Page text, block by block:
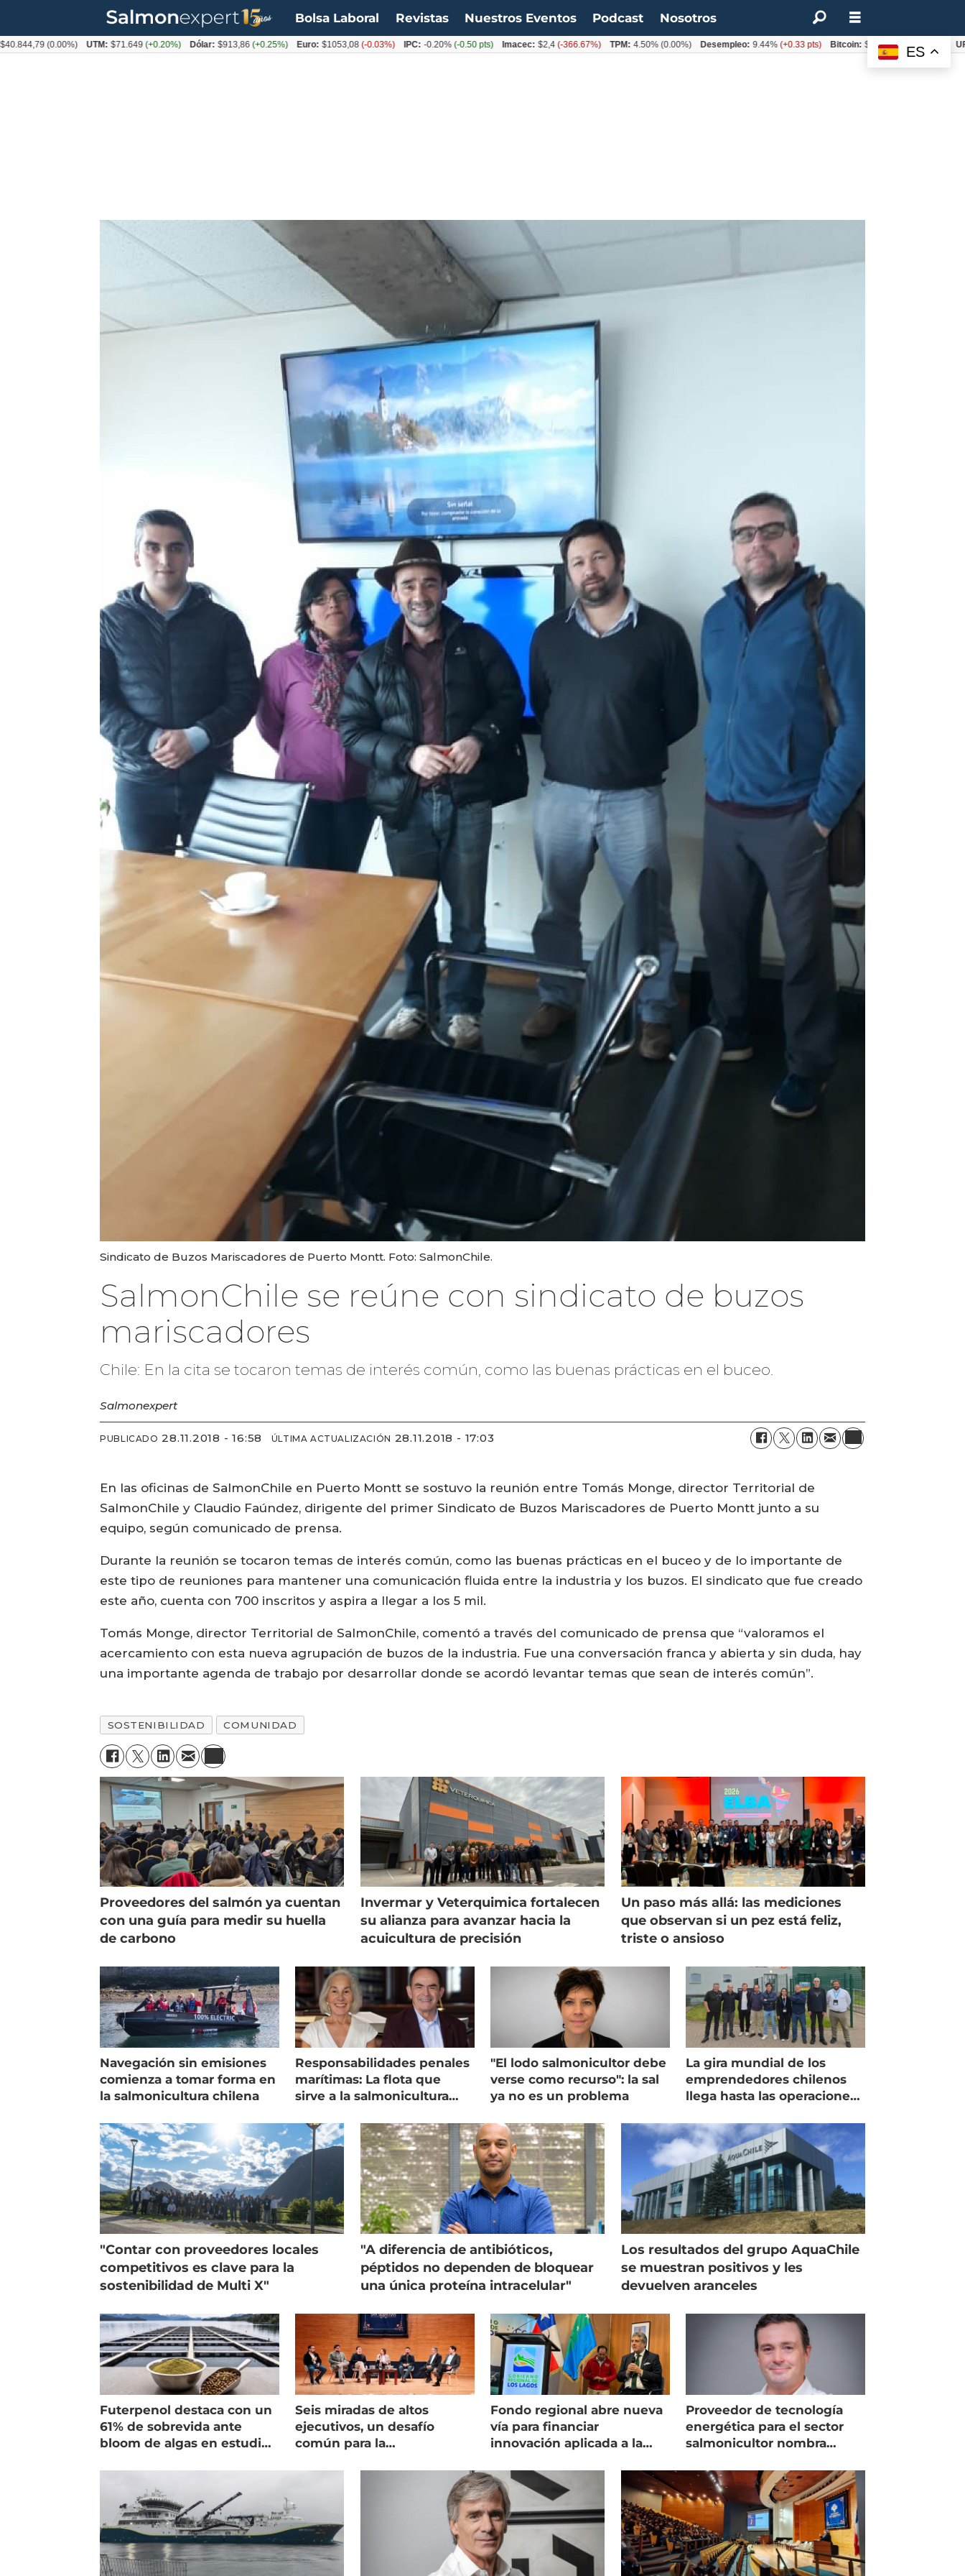
Bolsa Laboral Revistas Nuestros Eventos Podcast Nosotros
Sindicato de Buzos Mariscadores de Puerto Montt. Foto: SalmonChile.
SalmonChile se reúne con sindicato de buzos
mariscadores
Chile: En la cita se tocaron temas de interés común, como las buenas prácticas en el buceo.
Salmonexpert
PUBLICADO 28.11.2018 - 16:58 ÚLTIMA ACTUALIZACIÓN 28.11.2018 - 17:03
En las oficinas de SalmonChile en Puerto Montt se sostuvo la reunión entre Tomás Monge, director Territorial de
SalmonChile y Claudio Faúndez, dirigente del primer Sindicato de Buzos Mariscadores de Puerto Montt junto a su
equipo, según comunicado de prensa.
Durante la reunión se tocaron temas de interés común, como las buenas prácticas en el buceo y de lo importante de
este tipo de reuniones para mantener una comunicación fluida entre la industria y los buzos. El sindicato que fue creado
este año, cuenta con 700 inscritos y aspira a llegar a los 5 mil.
Tomás Monge, director Territorial de SalmonChile, comentó a través del comunicado de prensa que “valoramos el
acercamiento con esta nueva agrupación de buzos de la industria. Fue una conversación franca y abierta y sin duda, hay
una importante agenda de trabajo por desarrollar donde se acordó levantar temas que sean de interés común”.
SOSTENIBILIDAD COMUNIDAD
Proveedores del salmón ya cuentan
con una guía para medir su huella
de carbono
Invermar y Veterquimica fortalecen
su alianza para avanzar hacia la
acuicultura de precisión
Un paso más allá: las mediciones
que observan si un pez está feliz,
triste o ansioso
Navegación sin emisiones
comienza a tomar forma en
la salmonicultura chilena
Responsabilidades penales
marítimas: La flota que
sirve a la salmonicultura
"El lodo salmonicultor debe
verse como recurso": la sal
ya no es un problema
La gira mundial de los
emprendedores chilenos
llega hasta las operaciones
"Contar con proveedores locales
competitivos es clave para la
sostenibilidad de Multi X"
"A diferencia de antibióticos,
péptidos no dependen de bloquear
una única proteína intracelular"
Los resultados del grupo AquaChile
se muestran positivos y les
devuelven aranceles
Futerpenol destaca con un
61% de sobrevida ante
bloom de algas en estudio
Seis miradas de altos
ejecutivos, un desafío
común para la
Fondo regional abre nueva
vía para financiar
innovación aplicada a la
Proveedor de tecnología
energética para el sector
salmonicultor nombra
ES
(0.00%) UTM: $71.649 (+0.20%) Dólar: $913,86 (+0.25%) Euro: $1053,08(-0.03%) IPC: -0.20%(-0.50 pts) Imacec: $2,4(-366.67%) TPM: 4.50%(0.00%) Desempleo: 9.44%(+0.33 pts) Bitcoin: $64.600,08 (+2.93%)